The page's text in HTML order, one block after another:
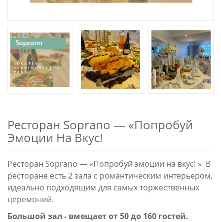
Ресторан Soprano — «Попробуй
Эмоции На Вкус!
Ресторан Soprano — «Попробуй эмоции на вкус! » В
ресторане есть 2 зала с романтическим интерьером,
идеально подходящим для самых торжественных
церемоний.
Большой зал - вмещает от 50 до 160 гостей.